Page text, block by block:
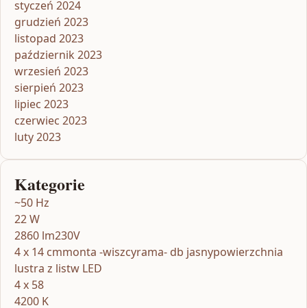
styczeń 2024
grudzień 2023
listopad 2023
październik 2023
wrzesień 2023
sierpień 2023
lipiec 2023
czerwiec 2023
luty 2023
Kategorie
~50 Hz
22 W
2860 lm230V
4 x 14 cmmonta -wiszcyrama- db jasnypowierzchnia
lustra z listw LED
4 x 58
4200 K